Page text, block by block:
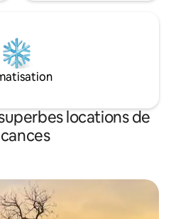
locations de